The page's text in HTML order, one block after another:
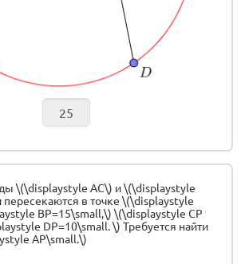
\(\displaystyle AC\) и \(\displaystyle
пересекаются в точке \(\displaystyle
BP=15\small,\) \(\displaystyle CP
DP=10\small. \) Требуется найти
AP\small.\)